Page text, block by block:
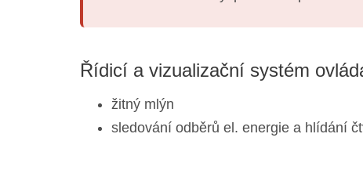
Řídicí a vizualizační systém
žitný mlýn
sledování odběrů el. energie a hlídání